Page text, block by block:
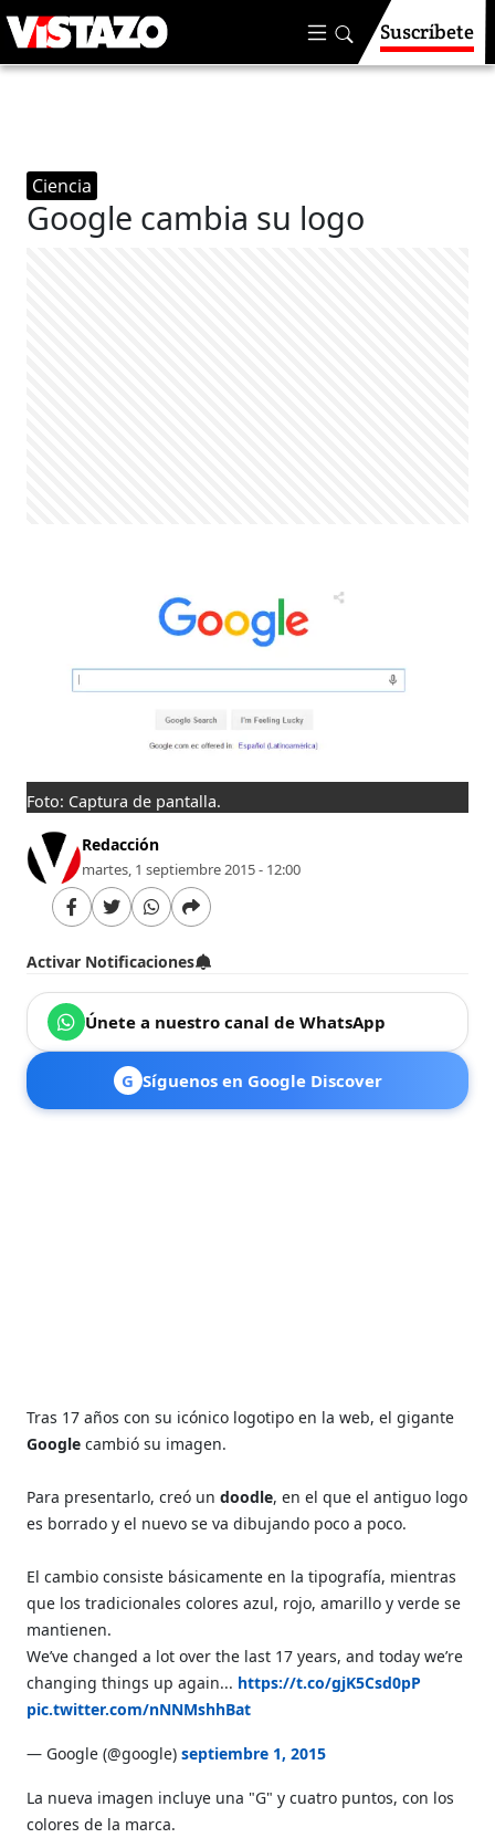
Suscríbete
Ciencia
Google cambia su logo
Foto: Captura de pantalla.
Redacción
martes, 1 septiembre 2015 - 12:00
Activar Notificaciones
Únete a nuestro canal de WhatsApp
G Síguenos en Google Discover
Tras 17 años con su icónico logotipo en la web, el gigante
Googlecambió su imagen.
Para presentarlo, creó undoodle, en el que el antiguo logo
es borrado y el nuevo se va dibujando poco a poco.
El cambio consiste básicamente en la tipografía, mientras
que los tradicionales colores azul, rojo, amarillo y verde se
mantienen.
We’ve changed a lot over the last 17 years, and today we’re
changing things up again... https://t.co/gjK5Csd0pP
pic.twitter.com/nNNMshhBat
— Google (@google)septiembre 1, 2015
La nueva imagen incluye una "G" y cuatro puntos, con los
colores de la marca.